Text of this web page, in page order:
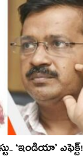
‘ఇండియా’ ఎఫెక్ట్‌!